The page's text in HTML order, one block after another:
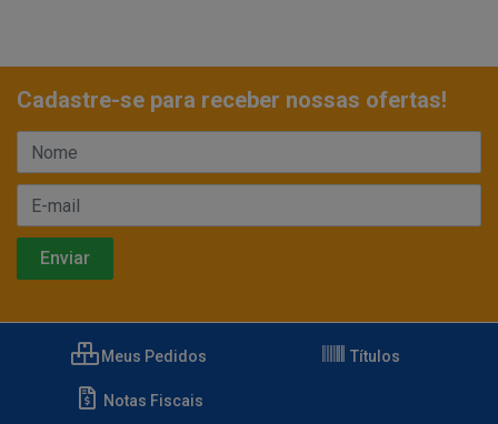
Cadastre-se para receber nossas ofertas!
Meus Pedidos Títulos
Notas Fiscais